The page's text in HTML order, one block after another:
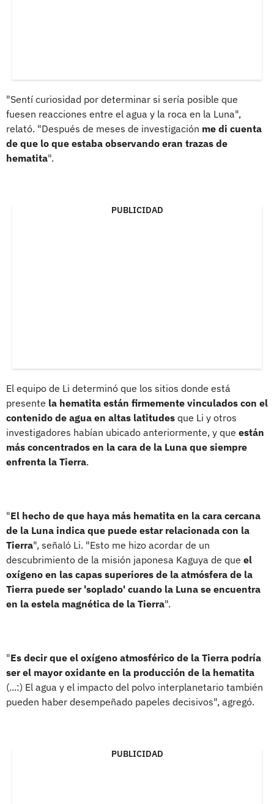
"Sentí curiosidad por determinar si sería posible que
fuesen reacciones entre el agua y la roca en la Luna",
relató. "Después de meses de investigación me di cuenta
de que lo que estaba observando eran trazas de
hematita".
PUBLICIDAD
El equipo de Li determinó que los sitios donde está
presente la hematita están firmemente vinculados con el
contenido de agua en altas latitudes que Li y otros
investigadores habían ubicado anteriormente, y que están
más concentrados en la cara de la Luna que siempre
enfrenta la Tierra.
"El hecho de que haya más hematita en la cara cercana
de la Luna indica que puede estar relacionada con la
Tierra", señaló Li. "Esto me hizo acordar de un
descubrimiento de la misión japonesa Kaguya de que el
oxígeno en las capas superiores de la atmósfera de la
Tierra puede ser 'soplado' cuando la Luna se encuentra
en la estela magnética de la Tierra".
"Es decir que el oxígeno atmosférico de la Tierra podría
ser el mayor oxidante en la producción de la hematita
(...:) El agua y el impacto del polvo interplanetario también
pueden haber desempeñado papeles decisivos", agregó.
PUBLICIDAD